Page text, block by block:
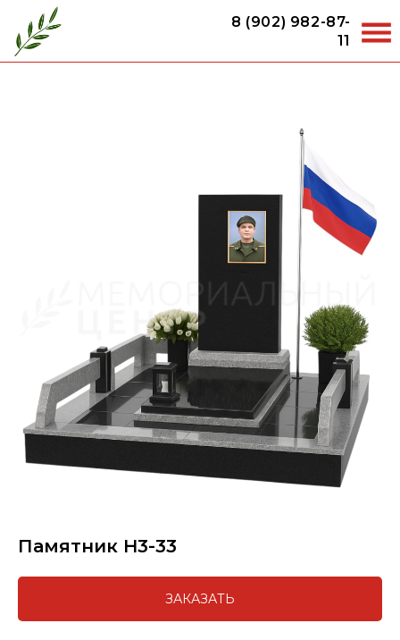
8 (902) 982-87-
11
Памятник H3-33
ЗАКАЗАТЬ